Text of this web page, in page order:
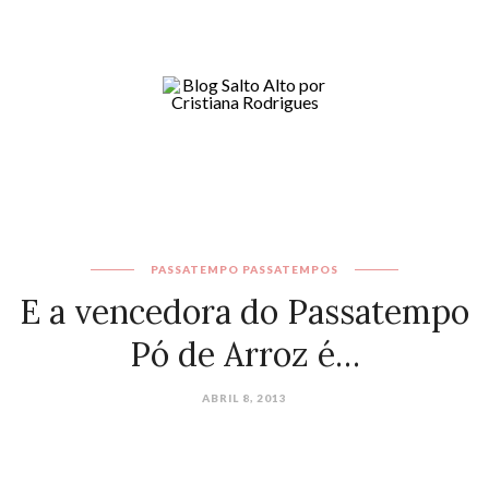
PASSATEMPO PASSATEMPOS
E a vencedora do Passatempo
Pó de Arroz é…
ABRIL 8, 2013